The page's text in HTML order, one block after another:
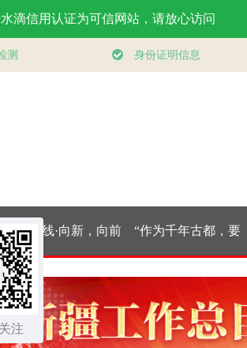
注
经纬线·向新，向前 “作为千年古都，要
把传统和现代有机融
合在一起”